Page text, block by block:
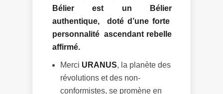
Bélier est un Bélier
authentique, doté d’une forte
personnalité ascendant rebelle
affirmé.
Merci URANUS, la planète des
révolutions et des non-
conformistes, se promène en